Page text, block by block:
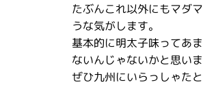
たぶんこれ以外にもマダ
うな気がします。
基本的に明太子味ってあ
ないんじゃないかと思いま
ぜひ九州にいらっしゃた